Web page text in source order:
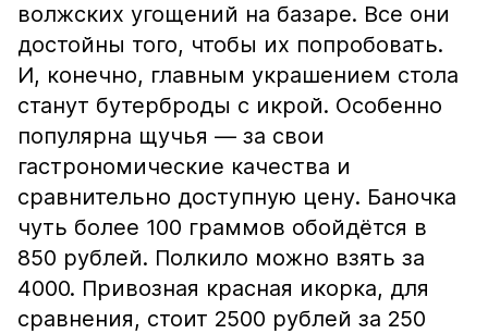
волжских угощений на базаре. Все они
достойны того, чтобы их попробовать.
И, конечно, главным украшением стола
станут бутерброды с икрой. Особенно
популярна щучья — за свои
гастрономические качества и
сравнительно доступную цену. Баночка
чуть более 100 граммов обойдётся в
850 рублей. Полкило можно взять за
4000. Привозная красная икорка, для
сравнения, стоит 2500 рублей за 250